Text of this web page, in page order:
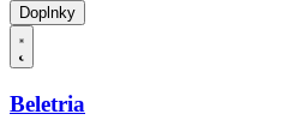
Doplnky
Beletria